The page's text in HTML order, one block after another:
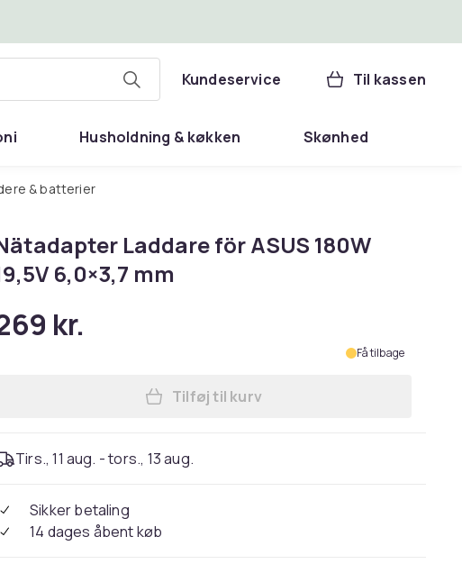
Kundeservice Til kassen
Husholdning & køkken Skønhed
& batterier
Laddare för ASUS 180W
6,0×3,7 mm
kr.
Få tilbage
Læg Nätadapter Laddare för ASUS
Tilføj til kurv
Tirs., 11 aug. - tors., 13 aug.
Sikker betaling
14 dages åbent køb